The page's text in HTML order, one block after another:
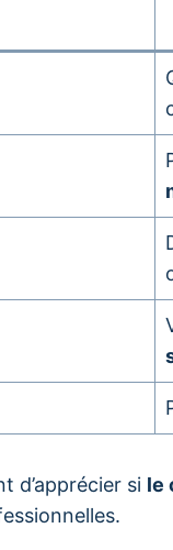
d’apprécier si le